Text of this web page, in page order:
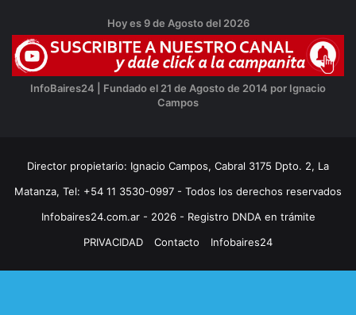
Hoy es 9 de Agosto del 2026
InfoBaires24 | Fundado el 21 de Agosto de 2014 por Ignacio
Campos
Director propietario: Ignacio Campos, Cabral 3175 Dpto. 2, La
Matanza, Tel: +54 11 3530-0997 - Todos los derechos reservados
Infobaires24.com.ar - 2026 - Registro DNDA en trámite
PRIVACIDAD
Contacto Infobaires24